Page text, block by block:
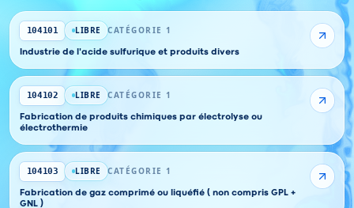
104101 LIBRE CATÉGORIE 1
Industrie de l'acide sulfurique et produits divers
104102 LIBRE CATÉGORIE 1
Fabrication de produits chimiques par électrolyse ou
électrothermie
104103 LIBRE CATÉGORIE 1
Fabrication de gaz comprimé ou liquéfié ( non compris GPL +
GNL )